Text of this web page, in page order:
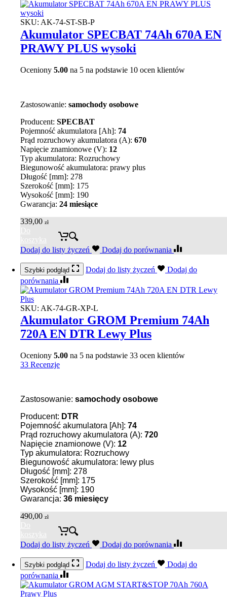
SKU: AK-74-ST-SB-P
Akumulator SPECBAT 74Ah 670A EN
PRAWY PLUS wysoki
Oceniony 5.00 na 5 na podstawie 10 ocen klientów
Zastosowanie: samochody osobowe
Producent: SPECBAT
Pojemność akumulatora [Ah]: 74
Prąd rozruchowy akumulatora (A): 670
Napięcie znamionowe (V): 12
Typ akumulatora: Rozruchowy
Biegunowość akumulatora: prawy plus
Długość [mm]: 278
Szerokość [mm]: 175
Wysokość [mm]: 190
Gwarancja: 24 miesiące
339,00 zł
Do
koszyka
Dodaj do listy życzeń
Dodaj do porównania
Szybki podgląd Dodaj do listy życzeń
Dodaj do
porównania
SKU: AK-74-GR-XP-L
Akumulator GROM Premium 74Ah
720A EN DTR Lewy Plus
Oceniony 5.00 na 5 na podstawie 33 ocen klientów
33 Recenzje
Zastosowanie: samochody osobowe
Producent: DTR
Pojemność akumulatora [Ah]: 74
Prąd rozruchowy akumulatora (A): 720
Napięcie znamionowe (V): 12
Typ akumulatora: Rozruchowy
Biegunowość akumulatora: lewy plus
Długość [mm]: 278
Szerokość [mm]: 175
Wysokość [mm]: 190
Gwarancja: 36 miesięcy
490,00 zł
Do
koszyka
Dodaj do listy życzeń
Dodaj do porównania
Szybki podgląd Dodaj do listy życzeń
Dodaj do
porównania